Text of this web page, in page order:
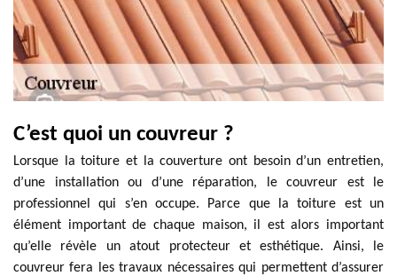
C’est quoi un couvreur ?
Lorsque la toiture et la couverture ont besoin d’un entretien,
d’une installation ou d’une réparation, le couvreur est le
professionnel qui s’en occupe. Parce que la toiture est un
élément important de chaque maison, il est alors important
qu’elle révèle un atout protecteur et esthétique. Ainsi, le
couvreur fera les travaux nécessaires qui permettent d’assurer